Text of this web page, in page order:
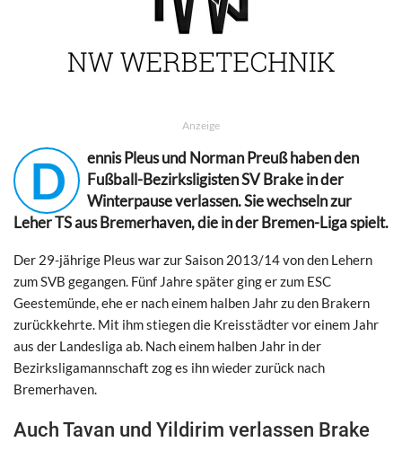
Anzeige
D
ennis Pleus und Norman Preuß haben den
Fußball-Bezirksligisten SV Brake in der
Winterpause verlassen. Sie wechseln zur
Leher TS aus Bremerhaven, die in der Bremen-Liga spielt.
Der 29-jährige Pleus war zur Saison 2013/14 von den Lehern
zum SVB gegangen. Fünf Jahre später ging er zum ESC
Geestemünde, ehe er nach einem halben Jahr zu den Brakern
zurückkehrte. Mit ihm stiegen die Kreisstädter vor einem Jahr
aus der Landesliga ab. Nach einem halben Jahr in der
Bezirksligamannschaft zog es ihn wieder zurück nach
Bremerhaven.
Auch Tavan und Yildirim verlassen Brake